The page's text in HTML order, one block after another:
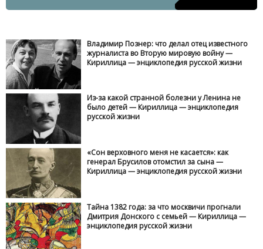
Владимир Познер: что делал отец известного
журналиста во Вторую мировую войну —
Кириллица — энциклопедия русской жизни
Из-за какой странной болезни у Ленина не
было детей — Кириллица — энциклопедия
русской жизни
«Сон верховного меня не касается»: как
генерал Брусилов отомстил за сына —
Кириллица — энциклопедия русской жизни
Тайна 1382 года: за что москвичи прогнали
Дмитрия Донского с семьей — Кириллица —
энциклопедия русской жизни